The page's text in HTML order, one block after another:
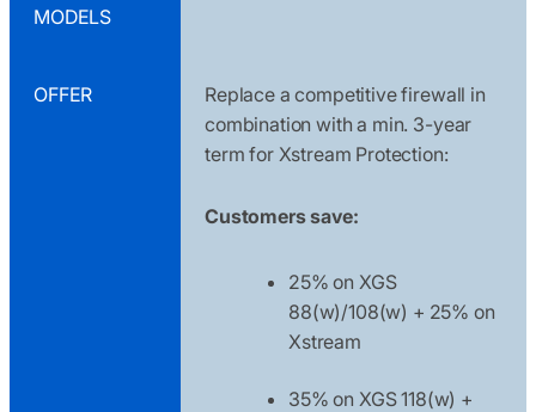
MODELS
OFFER
Replace a competitive firewall in
combination with a min. 3-year
term for Xstream Protection:
Customers save:
25% on XGS
88(w)/108(w) + 25% on
Xstream
35% on XGS 118(w) +